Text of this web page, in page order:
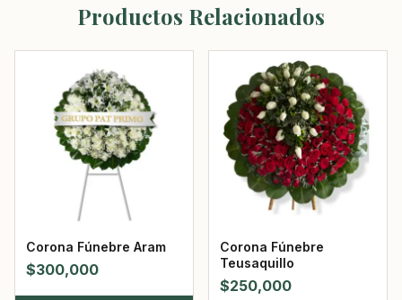
Productos Relacionados
Corona Fúnebre Aram
$300,000
Corona Fúnebre
Teusaquillo
$250,000